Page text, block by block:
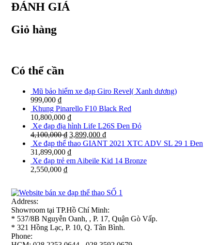
ĐÁNH GIÁ
Giỏ hàng
Có thể cần
Mũ bảo hiểm xe đạp Giro Revel( Xanh dương)
999,000 ₫
Khung Pinarello F10 Black Red
10,800,000 ₫
Xe đạp địa hình Life L26S Đen Đỏ
4,100,000₫ 3,899,000 ₫
Xe đạp thể thao GIANT 2021 XTC ADV SL 29 1 Đen
31,899,000 ₫
Xe đạp trẻ em Aibeile Kid 14 Bronze
2,550,000 ₫
Address:
Showroom tại TP.Hồ Chí Minh:
* 537/8B Nguyễn Oanh, , P. 17, Quận Gò Vấp.
* 321 Hồng Lạc, P. 10, Q. Tân Bình.
Phone: